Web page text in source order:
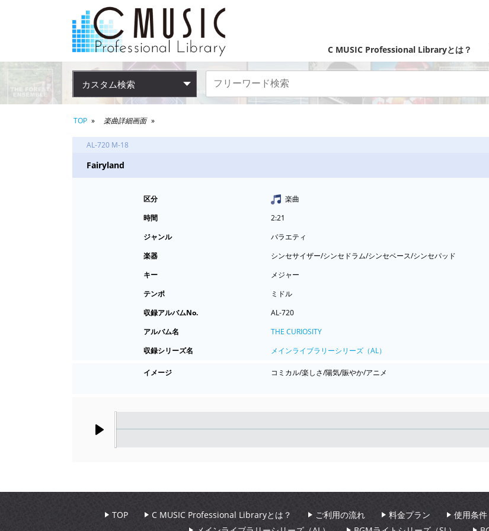
C MUSIC Professional Libraryとは？
カスタム検索
TOP 楽曲詳細画面
AL-720 M-18
Fairyland
区分
楽曲
時間
2:21
ジャンル
バラエティ
楽器
シンセサイザー/シンセドラム/シンセベース/シンセパッド
キー
メジャー
テンポ
ミドル
収録アルバムNo.
AL-720
アルバム名
THE CURIOSITY
収録シリーズ名
メインライブラリーシリーズ（AL）
イメージ コミカル/楽しさ/陽気/賑やか/アニメ
TOP C MUSIC Professional Libraryとは？ ご利用の流れ 料金プラン 使用条件